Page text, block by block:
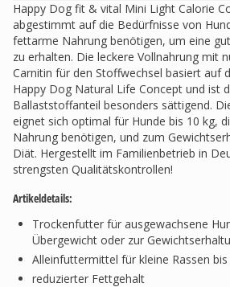
Happy Dog fit & vital Mini Light Calorie
abgestimmt auf die Bedürfnisse von
fettarme Nahrung benötigen, um eine
zu erhalten. Die leckere Vollnahrung mit
Carnitin für den Stoffwechsel basiert auf
Happy Dog Natural Life Concept und ist
Ballaststoffanteil besonders sättigend.
eignet sich optimal für Hunde bis 10 kg,
Nahrung benötigen, und zum
Diät. Hergestellt im Familienbetrieb in
strengsten Qualitätskontrollen!
Artikeldetails:
Trockenfutter für ausgewachsene
Übergewicht oder zur
Alleinfuttermittel für kleine Rassen
reduzierter Fettgehalt